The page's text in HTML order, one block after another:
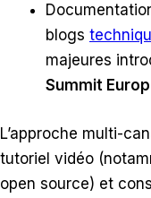
blogs
majeures
Summit
L’approche multi-
tutoriel vidéo
open source) et